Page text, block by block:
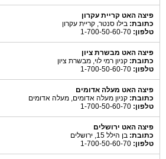
פיצה האט קריית עקרון
כתובת: בילו סנטר, קריית עקרון
טלפון:
פיצה האט מבשרת ציון
כתובת: קניון רמי לוי, מבשרת ציון
טלפון:
פיצה האט מעלה אדומים
כתובת: קניון מעלה אדומים, מעלה אדומים
טלפון:
פיצה האט ירושלים
כתובת: בן הילל 15, ירושלים
טלפון: